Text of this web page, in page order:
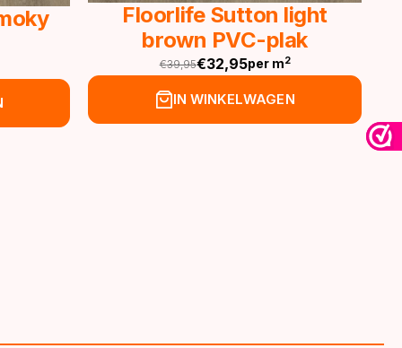
Floorlife Sutton light
brown PVC-plak
€39,95
Oorspronkelijke
prijs
€32,95
Huidige
prijs
per m2
IN WINKELWAGEN